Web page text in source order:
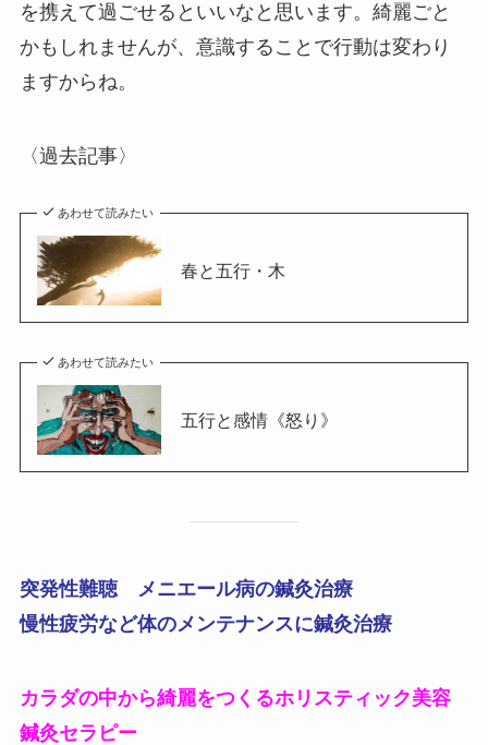
を携えて過ごせるといいなと思います。綺麗ごと
かもしれませんが、意識することで行動は変わり
ますからね。
〈過去記事〉
あわせて読みたい
春と五行・木
あわせて読みたい
五行と感情《怒り》
突発性難聴 メニエール病の鍼灸治療
慢性疲労など体のメンテナンスに鍼灸治療
カラダの中から綺麗をつくるホリスティック美容
鍼灸セラピー